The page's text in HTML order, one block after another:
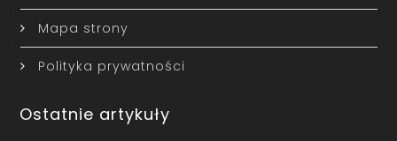
Mapa strony
Polityka prywatności
Ostatnie artykuły